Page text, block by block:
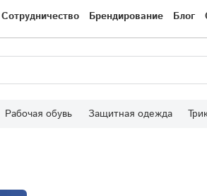
Сотрудничество Брендирование Блог
Рабочая обувь Защитная одежда